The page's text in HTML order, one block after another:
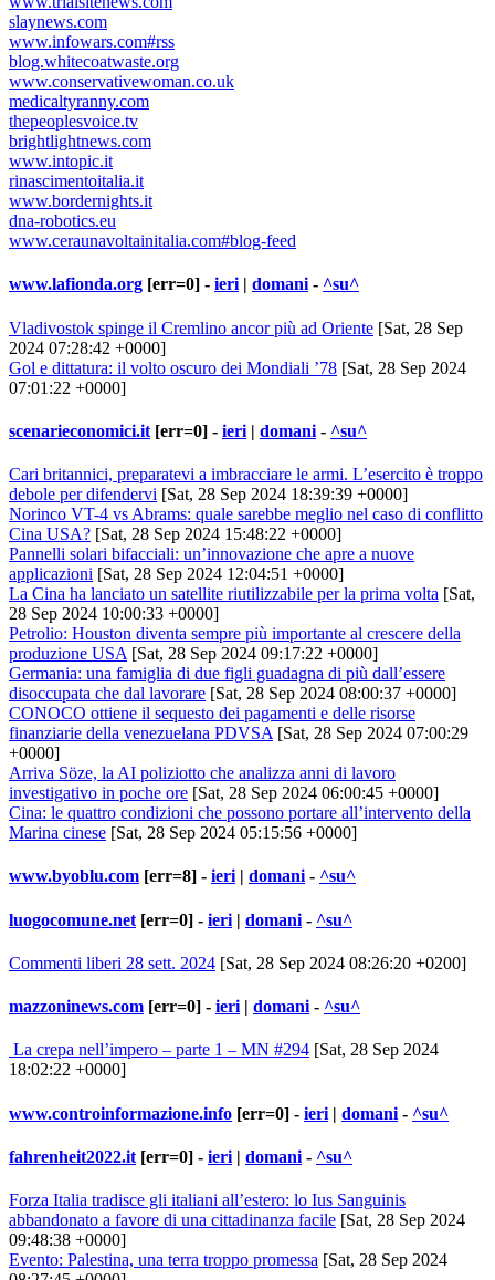
slaynews.com
www.infowars.com#rss
blog.whitecoatwaste.org
www.conservativewoman.co.uk
medicaltyranny.com
thepeoplesvoice.tv
brightlightnews.com
www.intopic.it
rinascimentoitalia.it
www.bordernights.it
dna-robotics.eu
www.ceraunavoltainitalia.com#blog-feed
www.lafionda.org [err=0] - ieri | domani - ^su^
Vladivostok spinge il Cremlino ancor più ad Oriente [Sat, 28 Sep
2024 07:28:42 +0000]
Gol e dittatura: il volto oscuro dei Mondiali ’78 [Sat, 28 Sep 2024
07:01:22 +0000]
scenarieconomici.it [err=0] - ieri | domani - ^su^
Cari britannici, preparatevi a imbracciare le armi. L’esercito è troppo
debole per difendervi [Sat, 28 Sep 2024 18:39:39 +0000]
Norinco VT-4 vs Abrams: quale sarebbe meglio nel caso di conflitto
Cina USA? [Sat, 28 Sep 2024 15:48:22 +0000]
Pannelli solari bifacciali: un’innovazione che apre a nuove
applicazioni [Sat, 28 Sep 2024 12:04:51 +0000]
La Cina ha lanciato un satellite riutilizzabile per la prima volta [Sat,
28 Sep 2024 10:00:33 +0000]
Petrolio: Houston diventa sempre più importante al crescere della
produzione USA [Sat, 28 Sep 2024 09:17:22 +0000]
Germania: una famiglia di due figli guadagna di più dall’essere
disoccupata che dal lavorare [Sat, 28 Sep 2024 08:00:37 +0000]
CONOCO ottiene il sequesto dei pagamenti e delle risorse
finanziarie della venezuelana PDVSA [Sat, 28 Sep 2024 07:00:29
+0000]
Arriva Söze, la AI poliziotto che analizza anni di lavoro
investigativo in poche ore [Sat, 28 Sep 2024 06:00:45 +0000]
Cina: le quattro condizioni che possono portare all’intervento della
Marina cinese [Sat, 28 Sep 2024 05:15:56 +0000]
www.byoblu.com [err=8] - ieri | domani - ^su^
luogocomune.net [err=0] - ieri | domani - ^su^
Commenti liberi 28 sett. 2024 [Sat, 28 Sep 2024 08:26:20 +0200]
mazzoninews.com [err=0] - ieri | domani - ^su^
La crepa nell’impero – parte 1 – MN #294 [Sat, 28 Sep 2024
18:02:22 +0000]
www.controinformazione.info [err=0] - ieri | domani - ^su^
fahrenheit2022.it [err=0] - ieri | domani - ^su^
Forza Italia tradisce gli italiani all’estero: lo Ius Sanguinis
abbandonato a favore di una cittadinanza facile [Sat, 28 Sep 2024
09:48:38 +0000]
Evento: Palestina, una terra troppo promessa [Sat, 28 Sep 2024